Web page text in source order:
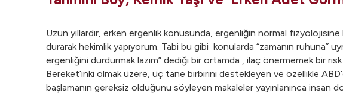
Uzun yıllardır, erken ergenlik konusunda, ergenliğin normal
durarak hekimlik yapıyorum. Tabi bu gibi konularda “zamanın ruhuna”
ergenliğini durdurmak lazım” dediği bir ortamda , ilaç önermemek bir
Bereket’inki olmak üzere, üç tane birbirini destekleyen ve özellikle
başlamanın gereksiz olduğunu söyleyen makaleler yayınlanınca insan